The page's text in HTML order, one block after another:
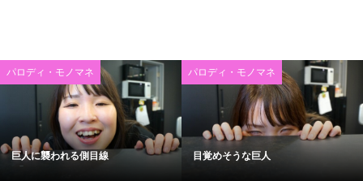
パロディ・モノマネ
巨人に襲われる側目線
パロディ・モノマネ
目覚めそうな巨人